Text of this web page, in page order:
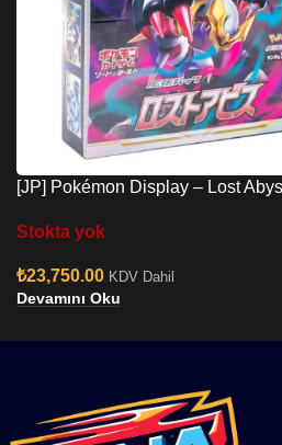
[JP] Pokémon Display – Lost
Stokta yok
₺23,750.00 KDV Dahil
Devamını Oku